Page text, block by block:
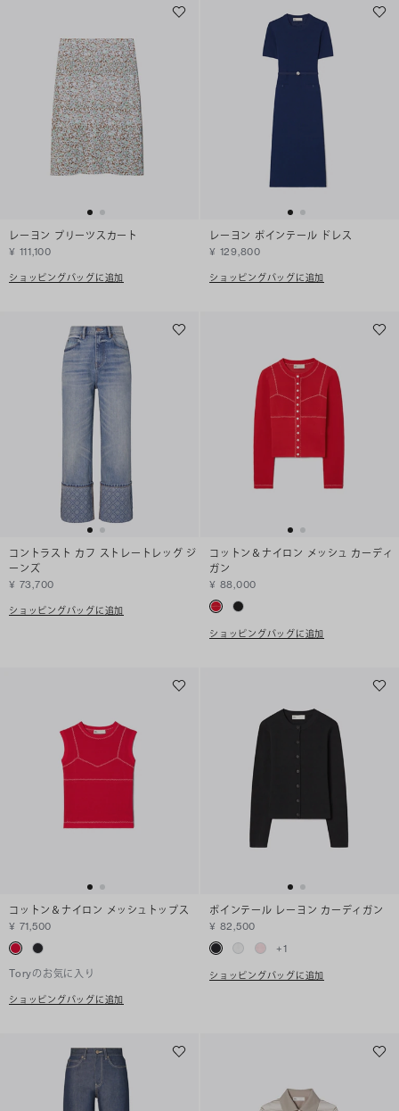
レーヨン プリーツスカート
¥ 111,100
ショッピングバッグに追加
レーヨン ポインテール ドレス
¥ 129,800
ショッピングバッグに追加
コントラスト カフ ストレートレッグ ジ
ーンズ
¥ 73,700
ショッピングバッグに追加
コットン＆ナイロン メッシュ カーディ
ガン
¥ 88,000
ショッピングバッグに追加
コットン＆ナイロン メッシュトップス
¥ 71,500
Toryのお気に入り
ショッピングバッグに追加
ポインテール レーヨン カーディガン
¥ 82,500
+1
ショッピングバッグに追加